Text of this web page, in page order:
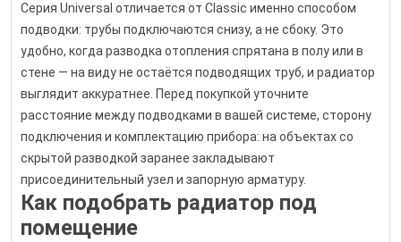
Серия Universal отличается от Classic именно способом
подводки: трубы подключаются снизу, а не сбоку. Это
удобно, когда разводка отопления спрятана в полу или в
стене — на виду не остаётся подводящих труб, и радиатор
выглядит аккуратнее. Перед покупкой уточните
расстояние между подводками в вашей системе, сторону
подключения и комплектацию прибора: на объектах со
скрытой разводкой заранее закладывают
присоединительный узел и запорную арматуру.
Как подобрать радиатор под
помещение